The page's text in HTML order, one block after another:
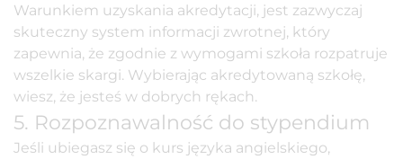
Warunkiem uzyskania akredytacji, jest zazwyczaj
skuteczny system informacji zwrotnej, który
zapewnia, że zgodnie z wymogami szkoła rozpatruje
wszelkie skargi. Wybierając akredytowaną szkołę,
wiesz, że jesteś w dobrych rękach.
5. Rozpoznawalność do stypendium
Jeśli ubiegasz się o kurs języka angielskiego,